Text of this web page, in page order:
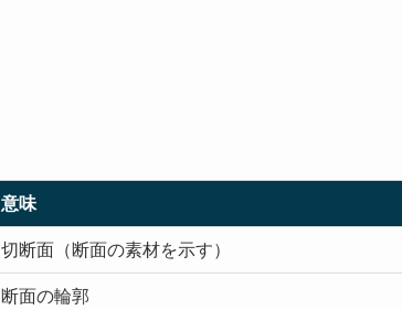
意味
切断面（断面の素材を示す）
断面の輪郭